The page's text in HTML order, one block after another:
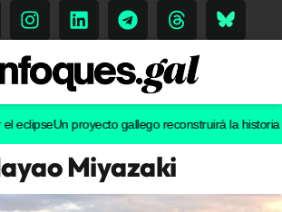
Un proyecto gallego reconstruirá la historia
Miyazaki